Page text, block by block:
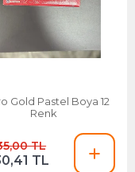
Gold Pastel Boya 12
Renk
TL
TL